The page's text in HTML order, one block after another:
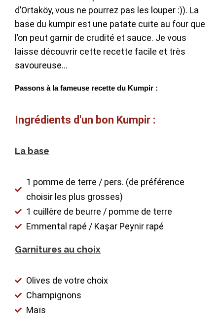
d’Ortaköy, vous ne pourrez pas les louper :)). La
base du kumpir est une patate cuite au four que
l’on peut garnir de crudité et sauce. Je vous
laisse découvrir cette recette facile et très
savoureuse…
Passons à la fameuse recette du Kumpir :
Ingrédients d'un bon Kumpir :
La base
1 pomme de terre / pers. (de préférence
choisir les plus grosses)
1 cuillère de beurre / pomme de terre
Emmental rapé / Kaşar Peynir rapé
Garnitures au choix
Olives de votre choix
Champignons
Maïs